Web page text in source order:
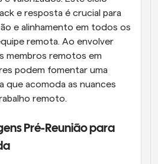
e resposta é crucial para
e alinhamento em todos os
remota. Ao envolver
membros remotos em
podem fomentar uma
que acomoda as nuances
remoto.
Pré-Reunião para